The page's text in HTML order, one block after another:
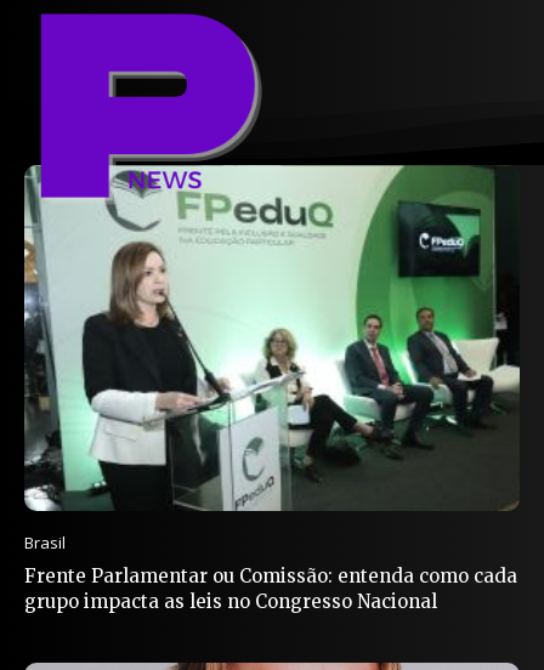
Brasil
Frente Parlamentar ou Comissão: entenda como cada
grupo impacta as leis no Congresso Nacional